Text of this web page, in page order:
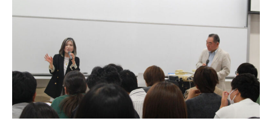
の道に。女子学生の本音が響いたオープンキャンパス 私は福島
県郡山市の普通科高校出身です。自然科学部で身近な研究の発表
や生徒会で学校案内などに力を入れました。水族館でイルカの調
教師として働く夢が現実的に難しいと分かり、建築が目にとまり
ました。地元いわき市の環境水族館「アクアマリンふくしま」に
は、世界初といわれる「潮目の海」水槽を突き抜ける三角形のア
クリルトンネルがあります。三角プリズムのように親潮と黒潮を
左右に分ける構造が印象的で「人を引きつける建物をつくりた
い」と思い、高校2年生の時に建築の道へ転向し、大学で設計を